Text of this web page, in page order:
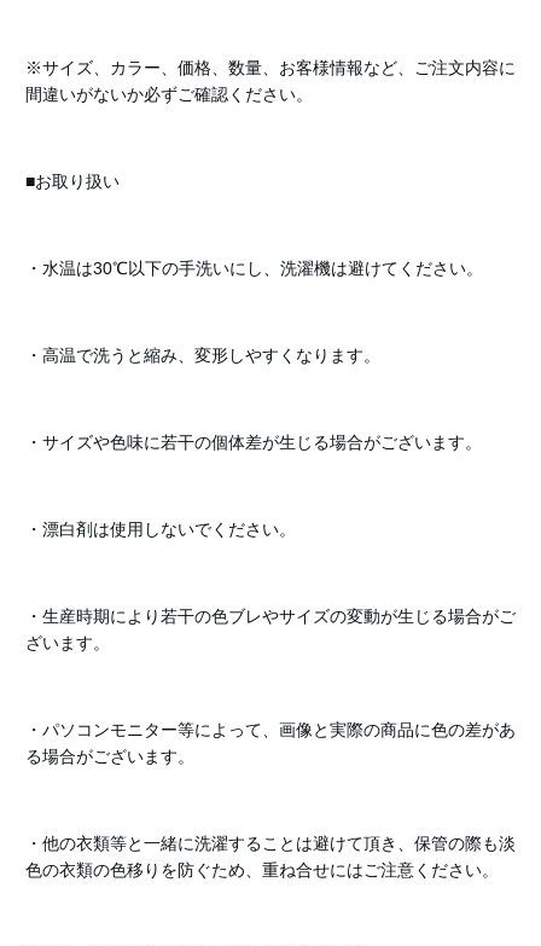
※サイズ、カラー、価格、数量、お客様情報など、ご注文内容に
間違いがないか必ずご確認ください。
■お取り扱い
・水温は30℃以下の手洗いにし、洗濯機は避けてください。
・高温で洗うと縮み、変形しやすくなります。
・サイズや色味に若干の個体差が生じる場合がございます。
・漂白剤は使用しないでください。
・生産時期により若干の色ブレやサイズの変動が生じる場合がご
ざいます。
・パソコンモニター等によって、画像と実際の商品に色の差があ
る場合がございます。
・他の衣類等と一緒に洗濯することは避けて頂き、保管の際も淡
色の衣類の色移りを防ぐため、重ね合せにはご注意ください。